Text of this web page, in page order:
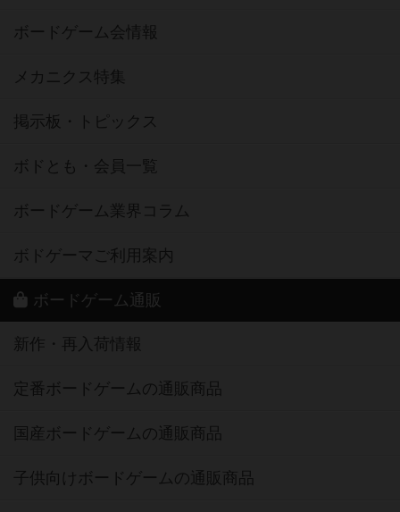
ボードゲーム会情報
メカニクス特集
掲示板・トピックス
ボドとも・会員一覧
ボードゲーム業界コラム
ボドゲーマご利用案内
ボードゲーム通販
新作・再入荷情報
定番ボードゲームの通販商品
国産ボードゲームの通販商品
子供向けボードゲームの通販商品